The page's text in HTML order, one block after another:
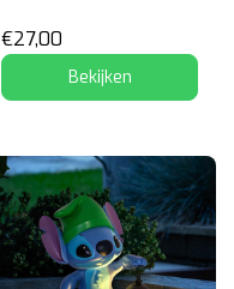
€27,00
Bekijken